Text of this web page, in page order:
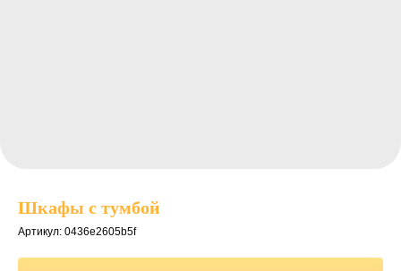
Шкафы с тумбой
Артикул: 0436e2605b5f